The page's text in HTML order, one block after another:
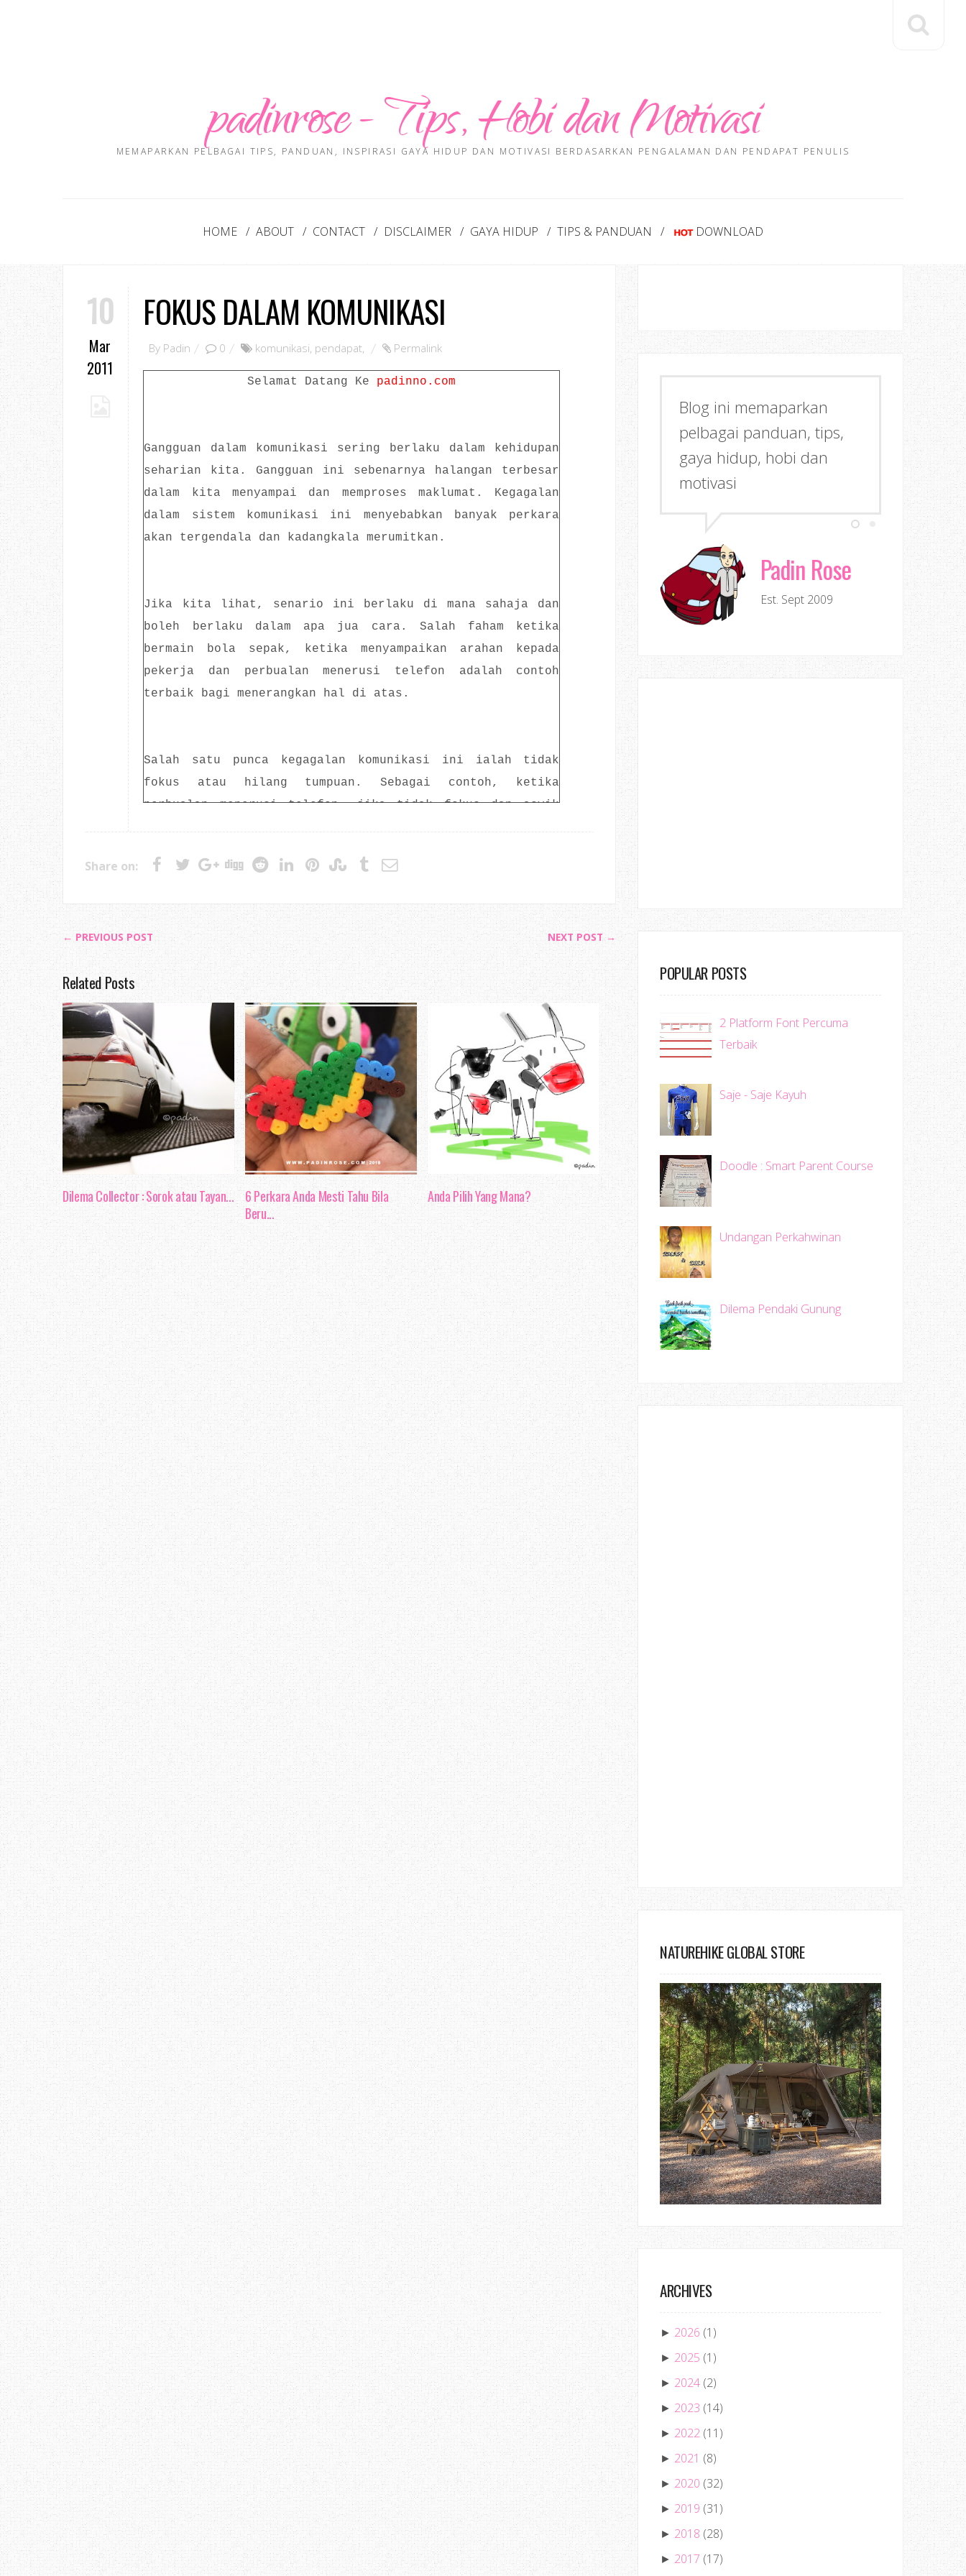
padinrose - Tips, Hobi dan Motivasi
MEMAPARKAN PELBAGAI TIPS, PANDUAN, INSPIRASI GAYA HIDUP DAN MOTIVASI BERDASARKAN PENGALAMAN DAN PENDAPAT PENULIS
HOME ABOUT CONTACT DISCLAIMER GAYA HIDUP TIPS & PANDUAN DOWNLOAD
10
Mar
2011
FOKUS DALAM KOMUNIKASI
By Padin 0 komunikasi, pendapat, Permalink
Selamat Datang Ke padinno.com
Gangguan dalam komunikasi sering berlaku dalam kehidupan
seharian kita. Gangguan ini sebenarnya halangan terbesar
dalam kita menyampai dan memproses maklumat. Kegagalan
dalam sistem komunikasi ini menyebabkan banyak perkara
akan tergendala dan kadangkala merumitkan.
Jika kita lihat, senario ini berlaku di mana sahaja dan
boleh berlaku dalam apa jua cara. Salah faham ketika
bermain bola sepak, ketika menyampaikan arahan kepada
pekerja dan perbualan menerusi telefon adalah contoh
terbaik bagi menerangkan hal di atas.
Salah satu punca kegagalan komunikasi ini ialah tidak
fokus atau hilang tumpuan. Sebagai contoh, ketika
perbualan menerusi telefon, jika tidak fokus dan asyik
untuk fokus dengan isyarat rakan sepasukan akan merugikan
Antara kepentingan tumpuan dalam komunikasi ini ialah
dapat mengurangkan risiko kegagalan, dan dapat
mengelakkan keadaan menjadi bertambah rumit. Sekiranya
pekerja tidak fokus dan hilang tumpuan semasa menerima
arahan, kemungkinan besar kerja tidak dapat di lakukan
dengan sempurna dan boleh jadi mengundang kecelakaan.
Selain itu, fokus juga boleh mewujudkan komunikasi
berkesan. Seperti yang di nyatakan dalam blog entri lalu,
komunikasi berkesan dalam organisasidapat melahirkan
suasana kerja yang harmoni dan berkualiti. Keadaan
sebegini memberi kesan positif baik kepada produktiviti
dan juga individu.
Justeru, dalam apa jua bentuk komunikasi, kita perlu
fokus dan memberi sepenuh tumpuan supaya kita tidak akan
melakukan kesilapan. Baik di pejabat, sekolah, padang
mahupun di ruangan sosial - internet, telefon kita perlu
mengamalkan konsep komunikasi berkesan.
Aku juga kadang - kadang berasa geram kalau pelajar tidak
melakukan apa yang di suruh, seolah - olah tiada arahan
yang di keluarkan sebelumnya. Adakah tidak faham, atau
sengaja tidak mahu mengendahkannya. Sebagai contoh, Ujian
1 akan bermula jam 2 petang, dan akan mengambil masa 1
jam sahaja. Tapi malangnya, pelajar pertama yang hadir
jam 2.25 petang.
Bagi aku, arahan yang mudah untuk di fahami. Ujian akan
bermula jam 2, dan akan tamat jam 3. Jika anda gagal
datang pada masa yang di tetapkan, tiada istilah kejam
kalau anda tidak dapat menyelesaikan semua soalan, kerana
masalah itu datang dari anda. Walaupun aku masih
mempunyai toleransi, tapi dalam hal - hal begini, bukan
masa yang sesuai untuk memikirkan definisi toleransi.
Berbalik kepada perbincangan di atas, beri tumpuan dalam
menerima arahan atau maklumat amat penting, dan ia dapat
mengelakkan diri dari pelbagai masalah. Cabaran dalam
mewujudkan komunikasi berkesan boleh di atasi sekiranya
kita tahu apa yang perlu di lakukan. Apa kata anda? :D
Terima Kasih ~ Datang Lagi
Share on:
← PREVIOUS POST NEXT POST →
Related Posts
Dilema Collector : Sorok atau Tayan...
6 Perkara Anda Mesti Tahu Bila
Beru...
Anda Pilih Yang Mana?
Blog ini memaparkan
pelbagai panduan, tips,
gaya hidup, hobi dan
motivasi
Padin Rose
Est. Sept 2009
POPULAR POSTS
2 Platform Font Percuma
Terbaik
Saje - Saje Kayuh
Doodle : Smart Parent Course
Undangan Perkahwinan
Dilema Pendaki Gunung
NATUREHIKE GLOBAL STORE
ARCHIVES
► 2026 (1)
► 2025 (1)
► 2024 (2)
► 2023 (14)
► 2022 (11)
► 2021 (8)
► 2020 (32)
► 2019 (31)
► 2018 (28)
► 2017 (17)